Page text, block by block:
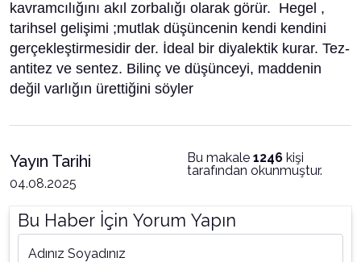
kavramcılığını akıl zorbalığı olarak görür. Hegel ,
tarihsel gelişimi ;mutlak düşüncenin kendi kendini
gerçekleştirmesidir der. İdeal bir diyalektik kurar. Tez-
antitez ve sentez. Bilinç ve düşünceyi, maddenin
değil varlığın ürettiğini söyler
Yayın Tarihi
04.08.2025
Bu makale 1246 kişi
tarafından okunmuştur.
Bu Haber İçin Yorum Yapın
Adınız Soyadınız